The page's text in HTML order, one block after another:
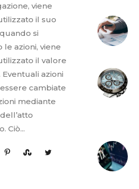
viene
il suo
si
le azioni, viene
il valore
azioni
cambiate
mediante
Ciò...